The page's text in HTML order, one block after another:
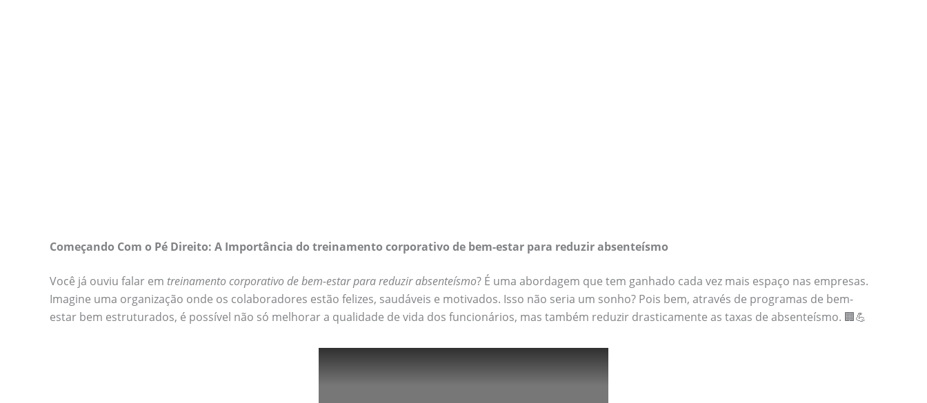
Começando Com o Pé Direito: A Importância do treinamento corporativo de bem-estar para reduzir absenteísmo
Você já ouviu falar em treinamento corporativo de bem-estar para reduzir absenteísmo? É uma abordagem que tem ganhado cada vez mais espaço nas empresas.
Imagine uma organização onde os colaboradores estão felizes, saudáveis e motivados. Isso não seria um sonho? Pois bem, através de programas de bem-
estar bem estruturados, é possível não só melhorar a qualidade de vida dos funcionários, mas também reduzir drasticamente as taxas de absenteísmo. 🏢💪